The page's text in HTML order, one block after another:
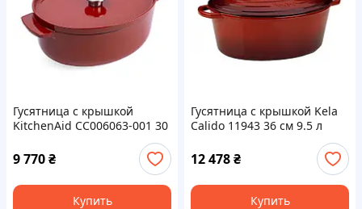
Гусятница с крышкой
KitchenAid СС006063-001 30
9 770₴
Купить
Гусятница с крышкой Kela
Сalido 11943 36 см 9.5 л
12 478₴
Купить